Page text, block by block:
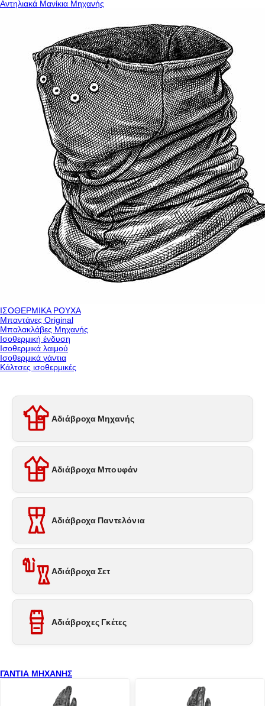
Αντηλιακά Μανίκια Μηχανής
ΙΣΟΘΕΡΜΙΚΑ ΡΟΥΧΑ
Μπαντάνες Original
Μπαλακλάβες Μηχανής
Ισοθερμική ένδυση
Ισοθερμικά λαιμού
Ισοθερμικά γάντια
Κάλτσες ισοθερμικές
Αδιάβροχα Μηχανής
Αδιάβροχα Μπουφάν
Αδιάβροχα Παντελόνια
Αδιάβροχα Σετ
Αδιάβροχες Γκέτες
ΓΑΝΤΙΑ ΜΗΧΑΝΗΣ